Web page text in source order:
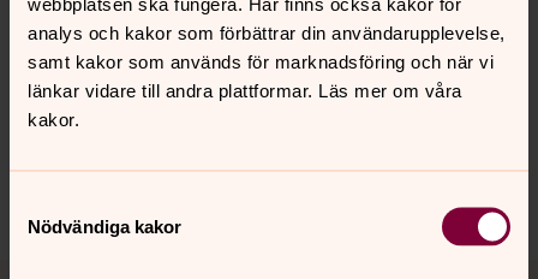
analys och kakor som förbättrar din användarupplevelse,
samt kakor som används för marknadsföring och när vi
länkar vidare till andra plattformar. Läs mer om våra
kakor.
Nödvändiga kakor
Senast ändrad 7 juli 2026
Synpunkter eller frågor på sidans
innehåll?